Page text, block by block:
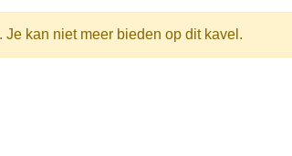
kan niet meer bieden op dit kavel.